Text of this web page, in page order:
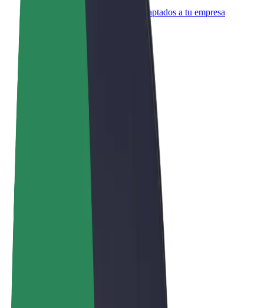
Productos y servicios de Bolt adaptados a tu empresa